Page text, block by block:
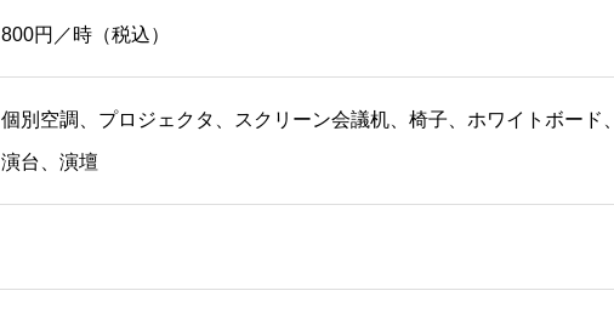
800円／時（税込）
個別空調、プロジェクタ、スクリーン会議机、椅子、ホワイトボード、
演台、演壇